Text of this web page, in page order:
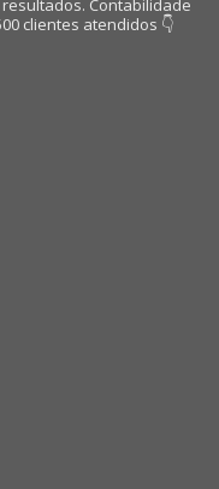
clientes atendidos 👇